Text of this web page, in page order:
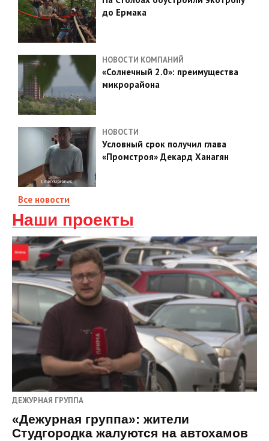
до Ермака
НОВОСТИ КОМПАНИЙ
«Солнечный 2.0»: преимущества
микрорайона
НОВОСТИ
Условный срок получил глава
«Промстроя» Декард Ханагян
Все новости
Наши проекты
ДЕЖУРНАЯ ГРУППА
«Дежурная группа»: жители
Студгородка жалуются на автохамов